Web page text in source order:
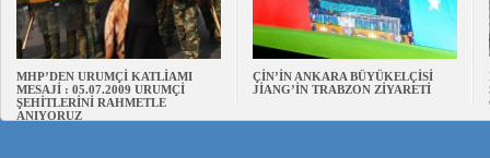
MHP’DEN URUMÇİ KATLİAMI
MESAJİ : 05.07.2009 URUMÇİ
ŞEHİTLERİNİ RAHMETLE
ANIYORUZ
ÇİN’İN ANKARA BÜYÜKELÇİSİ
JİANG’İN TRABZON ZİYARETİ